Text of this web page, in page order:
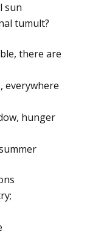
sun
tumult?
there are
everywhere
hunger